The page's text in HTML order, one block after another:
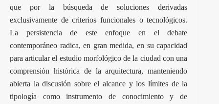
que por la búsqueda de soluciones derivadas
exclusivamente de criterios funcionales o tecnológicos.
La persistencia de este enfoque en el debate
contemporáneo radica, en gran medida, en su capacidad
para articular el estudio morfológico de la ciudad con una
comprensión histórica de la arquitectura, manteniendo
abierta la discusión sobre el alcance y los límites de la
tipología como instrumento de conocimiento y de